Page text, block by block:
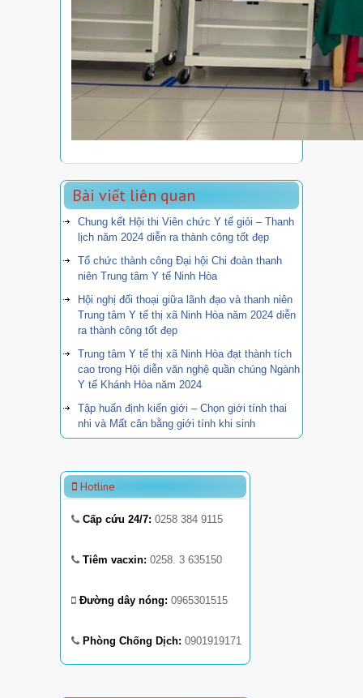
Bài viết liên quan
Chung kết Hội thi Viên chức Y tế giỏi – Thanh
lịch năm 2024 diễn ra thành công tốt đẹp
Tổ chức thành công Đại hội Chi đoàn thanh
niên Trung tâm Y tế Ninh Hòa
Hội nghị đối thoại giữa lãnh đạo và thanh niên
Trung tâm Y tế thị xã Ninh Hòa năm 2024 diễn
ra thành công tốt đẹp
Trung tâm Y tế thị xã Ninh Hòa đạt thành tích
cao trong Hội diễn văn nghệ quần chúng Ngành
Y tế Khánh Hòa năm 2024
Tập huấn định kiến giới – Chọn giới tính thai
nhi và Mất cân bằng giới tính khi sinh
Hotline
Cấp cứu 24/7: 0258 384 9115
Tiêm vacxin: 0258. 3 635150
Đường dây nóng: 0965301515
Phòng Chống Dịch: 0901919171